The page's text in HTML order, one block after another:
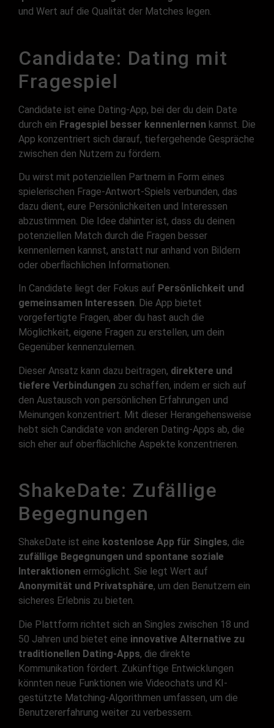
und Wert auf die Qualität der Matches legen.
Candidate: Dating mit
Fragespiel
Candidate ist eine Dating-App, bei der du dein Date
durch ein Fragespiel besser kennenlernen kannst. Die
App konzentriert sich darauf, tiefergehende Gespräche
zwischen den Nutzern zu fördern.
Du wirst mit potenziellen Partnern in Form eines
spielerischen Frage-Antwort-Spiels verbunden, das
dazu dient, eure Persönlichkeiten und Interessen
abzustimmen. Die Idee dahinter ist, dass du deinen
potenziellen Match durch die Fragen besser
kennenlernen kannst, anstatt nur anhand von Bildern
oder oberflächlichen Informationen.
In Candidate liegt der Fokus auf Persönlichkeit und
gemeinsamen Interessen. Die App bietet
vorgefertigte Fragen, aber du hast auch die
Möglichkeit, eigene Fragen zu erstellen, um dein
Gegenüber kennenzulernen.
Dieser Ansatz kann dazu beitragen, direktere und
tiefere Verbindungen zu schaffen, indem er sich auf
den Austausch von persönlichen Erfahrungen und
Meinungen konzentriert. Mit dieser Herangehensweise
hebt sich Candidate von anderen Dating-Apps ab, die
sich eher auf oberflächliche Aspekte konzentrieren.
ShakeDate: Zufällige
Begegnungen
ShakeDate ist eine kostenlose App für Singles, die
zufällige Begegnungen und spontane soziale
Interaktionen ermöglicht. Sie legt Wert auf
Anonymität und Privatsphäre, um den Benutzern ein
sicheres Erlebnis zu bieten.
Die Plattform richtet sich an Singles zwischen 18 und
50 Jahren und bietet eine innovative Alternative zu
traditionellen Dating-Apps, die direkte
Kommunikation fördert. Zukünftige Entwicklungen
könnten neue Funktionen wie Videochats und KI-
gestützte Matching-Algorithmen umfassen, um die
Benutzererfahrung weiter zu verbessern.